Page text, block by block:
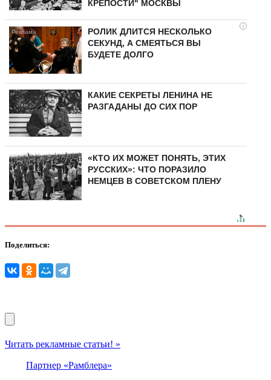
КРЕПОСТИ" МОСКВЫ
i
РОЛИК ДЛИТСЯ НЕСКОЛЬКО
СЕКУНД, А СМЕЯТЬСЯ ВЫ
БУДЕТЕ ДОЛГО
КАКИЕ СЕКРЕТЫ ЛЕНИНА НЕ
РАЗГАДАНЫ ДО СИХ ПОР
«КТО ИХ МОЖЕТ ПОНЯТЬ, ЭТИХ
РУССКИХ»: ЧТО ПОРАЗИЛО
НЕМЦЕВ В СОВЕТСКОМ ПЛЕНУ
Поделиться:
Читать рекламные статьи! »
Партнер «Рамблера»